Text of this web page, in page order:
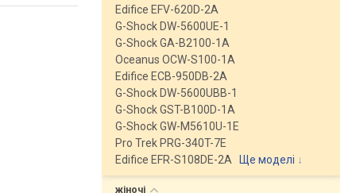
Edifice EFV-620D-2A
G-Shock DW-5600UE-1
G-Shock GA-B2100-1A
Oceanus OCW-S100-1A
Edifice ECB-950DB-2A
G-Shock DW-5600UBB-1
G-Shock GST-B100D-1A
G-Shock GW-M5610U-1E
Pro Trek PRG-340T-7E
Edifice EFR-S108DE-2A
Ще моделі ↓
жіночі